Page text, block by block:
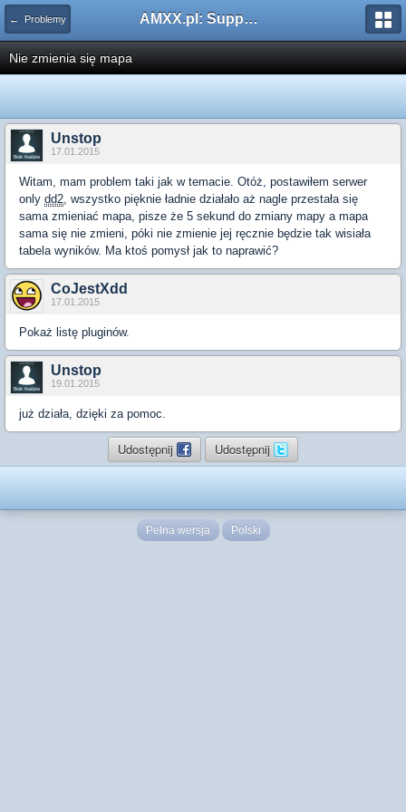
← Problemy AMXX.pl: Support AMX Mod X i SourceMod
Nie zmienia się mapa
Unstop
17.01.2015
Witam, mam problem taki jak w temacie. Otóż, postawiłem serwer
only dd2, wszystko pięknie ładnie działało aż nagle przestała się
sama zmieniać mapa, pisze że 5 sekund do zmiany mapy a mapa
sama się nie zmieni, póki nie zmienie jej ręcznie będzie tak wisiała
tabela wyników. Ma ktoś pomysł jak to naprawić?
CoJestXdd
17.01.2015
Pokaż listę pluginów.
Unstop
19.01.2015
już działa, dzięki za pomoc.
Udostępnij Udostępnij
Pełna wersja Polski